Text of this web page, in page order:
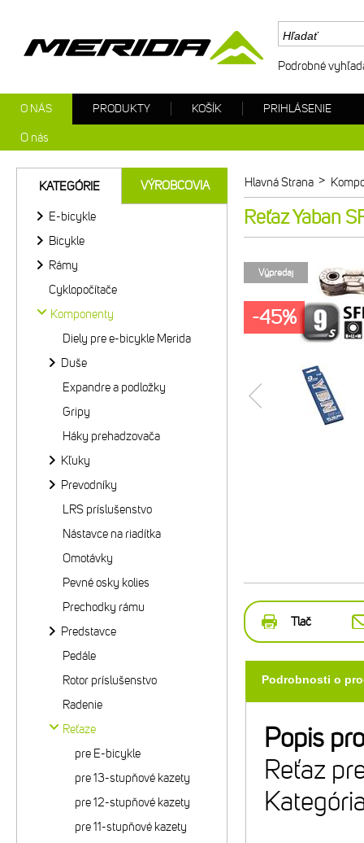
Hlavná Strana >
Reťaz Yaban
Výpredaj
-45%
Tlač
Podrobnosti o
Popis
Reťaz
KATEGÓRIE VÝROBCOVIA
E-bicykle
Bicykle
Rámy
Cyklopočítače
Komponenty
Diely pre e-bicykle Merida
Duše
Expandre a podložky
Gripy
Háky prehadzovača
Kľuky
Prevodníky
LRS príslušenstvo
Nástavce na riadítka
Omotávky
Pevné osky kolies
Prechodky rámu
Predstavce
Pedále
Rotor príslušenstvo
Radenie
Reťaze
pre E-bicykle
pre 13-stupňové kazety
pre 12-stupňové kazety
pre 11-stupňové kazety
Podrobné
O NÁS
O nás
PRODUKTY KOŠÍK PRIHLÁSENIE